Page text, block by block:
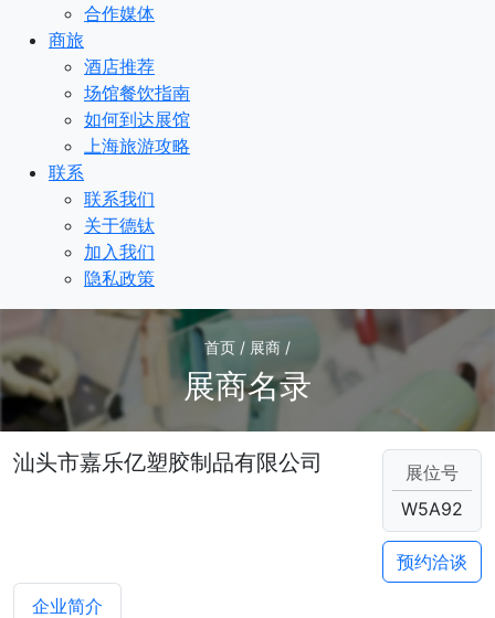
合作媒体
商旅
酒店推荐
场馆餐饮指南
如何到达展馆
上海旅游攻略
联系
联系我们
关于德钛
加入我们
隐私政策
首页 / 展商 /
展商名录
汕头市嘉乐亿塑胶制品有限公司
展位号
W5A92
预约洽谈
企业简介